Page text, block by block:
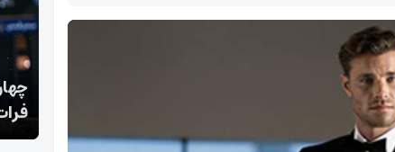
چهارشنبه امام رضایی در سوگ علمدار؛ مشهد بوی
فرات گرفت